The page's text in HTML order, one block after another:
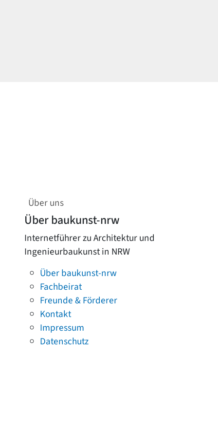
Über uns
Über baukunst-nrw
Internetführer zu Architektur und
Ingenieurbaukunst in NRW
Über baukunst-nrw
Fachbeirat
Freunde & Förderer
Kontakt
Impressum
Datenschutz